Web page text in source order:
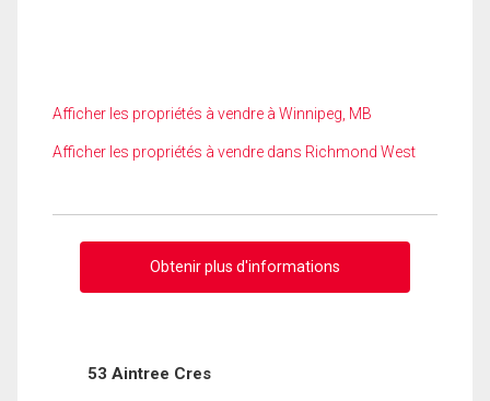
Afficher les propriétés à vendre à Winnipeg, MB
Afficher les propriétés à vendre dans Richmond West
Obtenir plus d'informations
53 Aintree Cres